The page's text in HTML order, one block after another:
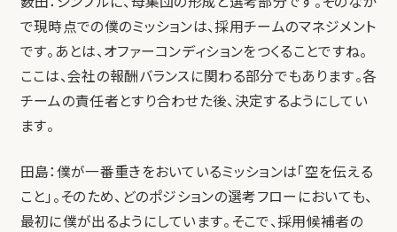
で現時点での僕のミッションは、採用チームのマネジメント
です。あとは、オファーコンディションをつくることですね。
ここは、会社の報酬バランスに関わる部分でもあります。各
チームの責任者とすり合わせた後、決定するようにしてい
ます。
田島：僕が一番重きをおいているミッションは「空を伝える
こと」。そのため、どのポジションの選考フローにおいても、
最初に僕が出るようにしています。そこで、採用候補者の